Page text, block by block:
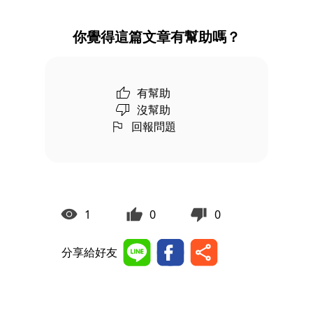
你覺得這篇文章有幫助嗎？
有幫助
沒幫助
回報問題
1 0 0
分享給好友